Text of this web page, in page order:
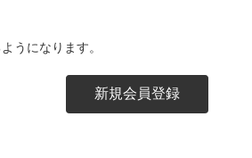
うになります。